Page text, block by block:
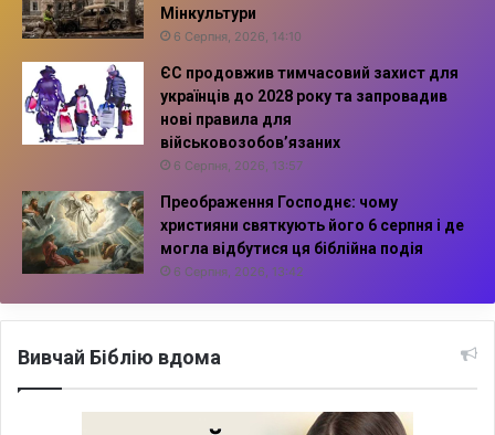
Мінкультури
6 Серпня, 2026, 14:10
ЄС продовжив тимчасовий захист для
українців до 2028 року та запровадив
нові правила для
військовозобов’язаних
6 Серпня, 2026, 13:57
Преображення Господнє: чому
християни святкують його 6 серпня і де
могла відбутися ця біблійна подія
6 Серпня, 2026, 13:42
Вивчай Біблію вдома